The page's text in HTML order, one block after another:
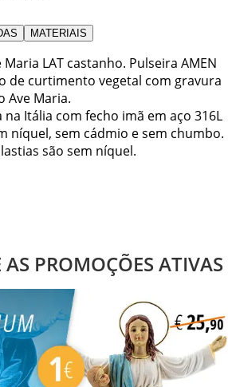
MATERIAIS
Maria LAT castanho. Pulseira AMEN
de curtimento vegetal com gravura
Ave Maria.
Itália com fecho imã em aço 316L
níquel, sem cádmio e sem chumbo.
são sem níquel.
AS PROMOÇÕES ATIVAS